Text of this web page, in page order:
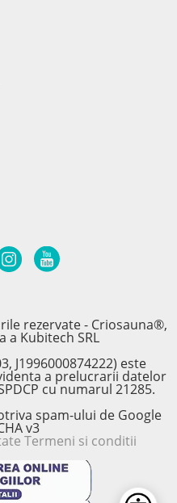
rezervate - Criosauna®,
a Kubitech SRL
J1996000874222) este
a prelucrarii datelor
cu numarul 21285.
spam-ului de Google
v3
Termeni si conditii